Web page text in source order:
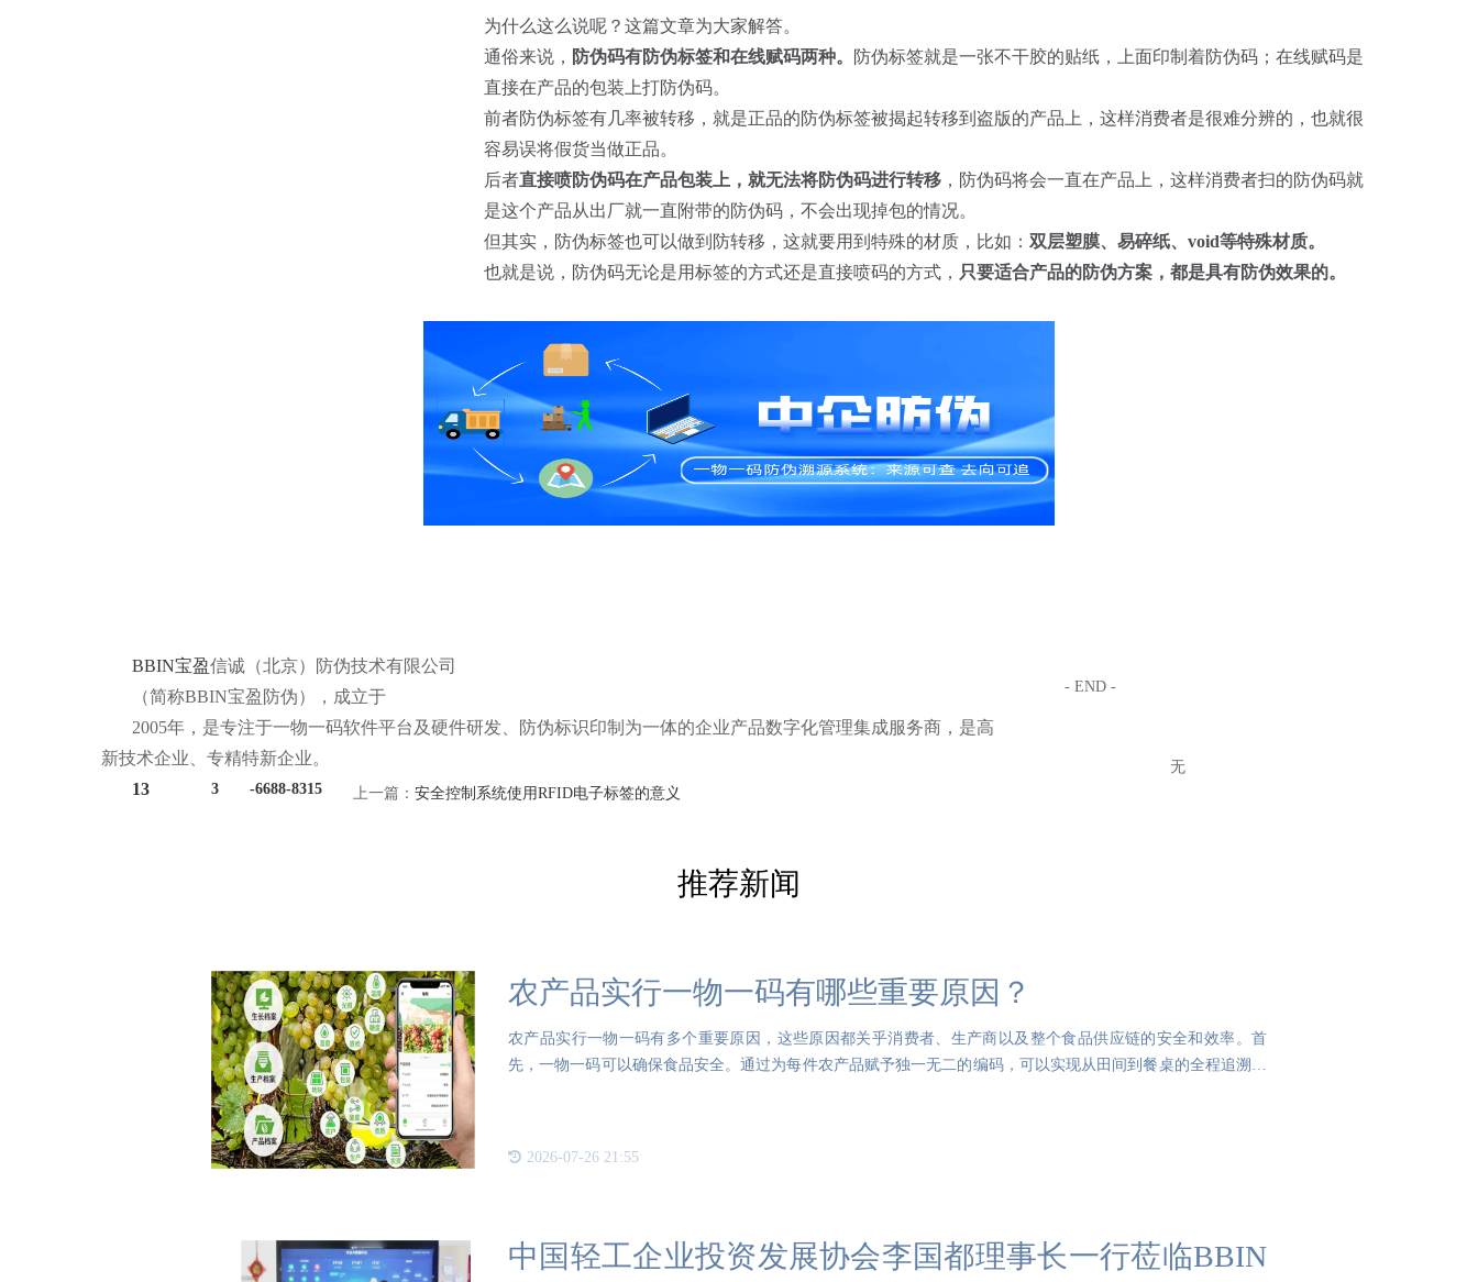
为什么这么说呢？这篇文章为大家解答。
通俗来说， 防伪码有防伪标签和在线赋码两种。
防伪标签就是一张不干胶的贴纸，上面印制着防伪码；在线赋码是
直接在产品的包装上打防伪码。
前者防伪标签有几率被转移，就是正品的防伪标签被揭起转移到盗版的产品上，这样消费者是很难分辨的，也就很
容易误将假货当做正品。
后者直接喷防伪码在产品包装上，就无法将防伪码进行转移 ，防伪码将会一直在产品上，这样消费者扫的防伪码就
是这个产品从出厂就一直附带的防伪码，不会出现掉包的情况。
但其实，防伪标签也可以做到防转移，这就要用到特殊的材质，比如： 双层塑膜、易碎纸、void等特殊材质。
也就是说，防伪码无论是用标签的方式还是直接喷码的方式， 只要适合产品的防伪方案，都是具有防伪效果的。
BBIN宝盈信诚（北京）防伪技术有限公司
（简称BBIN宝盈防伪），成立于
2005年，是专注于一物一码软件平台及硬件研发、防伪标识印制为一体的企业产品数字化管理集成服务商，是高
新技术企业、专精特新企业。
13
3 -6688-8315
- END -
上一篇： 安全控制系统使用RFID电子标签的意义
无
推荐新闻
农产品实行一物一码有哪些重要原因？
农产品实行一物一码有多个重要原因，这些原因都关乎消费者、生产商以及整个食品供应链的安全和效率。首
先，一物一码可以确保食品安全。通过为每件农产品赋予独一无二的编码，可以实现从田间到餐桌的全程追溯。
2026-07-26 21:55
中国轻工企业投资发展协会李国都理事长一行莅临BBIN